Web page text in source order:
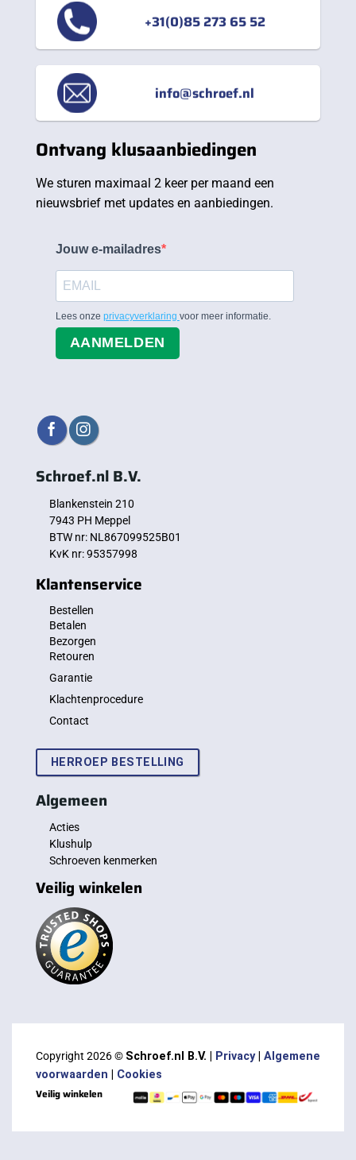
+31(0)85 273 65 52
info@schroef.nl
Ontvang klusaanbiedingen
We sturen maximaal 2 keer per maand een
nieuwsbrief met updates en aanbiedingen.
Jouw e-mailadres
Lees onze privacyverklaring voor meer informatie.
AANMELDEN
Schroef.nl B.V.
Blankenstein 210
7943 PH Meppel
BTW nr: NL867099525B01
KvK nr: 95357998
Klantenservice
Bestellen
Betalen
Bezorgen
Retouren
Garantie
Klachtenprocedure
Contact
HERROEP BESTELLING
Algemeen
Acties
Klushulp
Schroeven kenmerken
Veilig winkelen
Copyright 2026 © Schroef.nl B.V. | Privacy| Algemene
voorwaarden
Cookies
Veilig winkelen